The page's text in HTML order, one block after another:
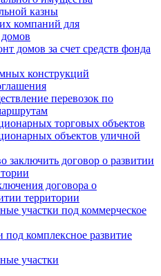
казны
компаний для
домов за счет средств фонда
конструкций
перевозок по
торговых объектов
объектов уличной
заключить договор о развитии
договора о
территории
участки под коммерческое
под комплексное развитие
участки